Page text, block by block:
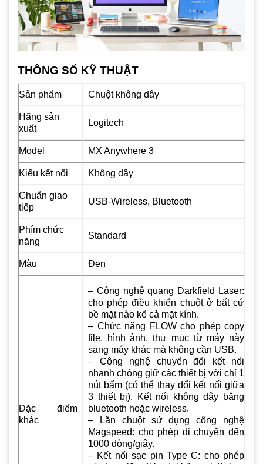
THÔNG SỐ KỸ THUẬT
Sản phẩm Chuột không dây
Hãng sản
xuất
Logitech
Model MX Anywhere 3
Kiểu kết nối Không dây
Chuẩn giao
tiếp
USB-Wireless, Bluetooth
Phím chức
năng
Standard
Màu Đen
Đặc điểm
khác
– Công nghệ quang Darkfield Laser:
cho phép điều khiển chuột ở bất cứ
bề mặt nào kể cả mặt kính.
– Chức năng FLOW cho phép copy
file, hình ảnh, thư mục từ máy này
sang máy khác mà không cần USB.
– Công nghệ chuyển đổi kết nối
nhanh chóng giữ các thiết bị với chỉ 1
nút bấm (có thể thay đổi kết nối giữa
3 thiết bị). Kết nối không dây bằng
bluetooth hoặc wireless.
– Lăn chuột sử dụng công nghệ
Magspeed: cho phép di chuyển đến
1000 dòng/giây.
– Kết nối sạc pin Type C: cho phép